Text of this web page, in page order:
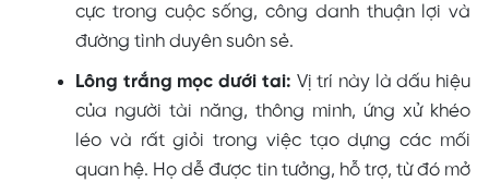
cực trong cuộc sống, công danh thuận lợi và
đường tình duyên suôn sẻ.
Lông trắng mọc dưới tai: Vị trí này là dấu hiệu
của người tài năng, thông minh, ứng xử khéo
léo và rất giỏi trong việc tạo dựng các mối
quan hệ. Họ dễ được tin tưởng, hỗ trợ, từ đó mở